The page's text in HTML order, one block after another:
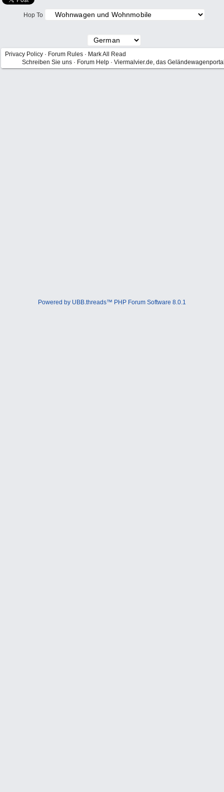
Hop To
Privacy Policy · Forum Rules · Mark All Read
Schreiben Sie uns · Forum Help · Viermalvier.de, das
Powered by UBB.threads™ PHP Forum Software 8.0.1